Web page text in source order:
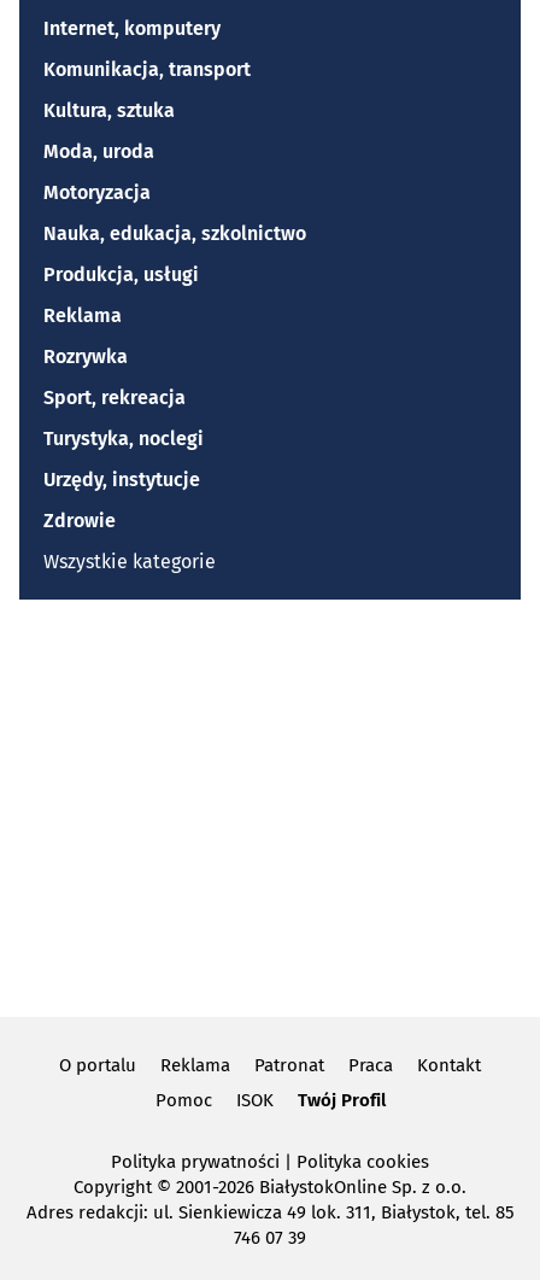
Internet, komputery
Komunikacja, transport
Kultura, sztuka
Moda, uroda
Motoryzacja
Nauka, edukacja, szkolnictwo
Produkcja, usługi
Reklama
Rozrywka
Sport, rekreacja
Turystyka, noclegi
Urzędy, instytucje
Zdrowie
Wszystkie kategorie
O portalu Reklama Patronat Praca
Kontakt
Pomoc
ISOK Twój Profil
Polityka prywatności | Polityka cookies
Copyright © 2001-2026 BiałystokOnline Sp. z o.o.
Adres redakcji: ul. Sienkiewicza 49 lok. 311, Białystok, tel. 85
746 07 39